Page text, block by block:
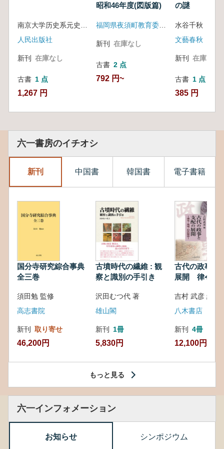
人民出版社
新刊 在庫なし
古書 1 点
1,267 円
昭和46年度(図版篇)
新刊 在庫なし
古書 2 点
792 円~
の謎
水谷千秋 著
文藝春秋
新刊 在庫なし
古書 1 点
385 円
六一書房のイチオシ
新刊 中国書 韓国書 電子書籍
国分寺研究綜合事典
全三巻
須田勉 監修
高志書院
新刊 取り寄せ
46,200円
古墳時代の繊維 : 観
察と識別の手引き
沢田むつ代 著
雄山閣
新刊 1冊
5,830円
古代の政事と
展開 律令・
吉村 武彦 編集
八木書店
新刊 4冊
12,100円
もっと見る
六一インフォメーション
お知らせ シンポジウム